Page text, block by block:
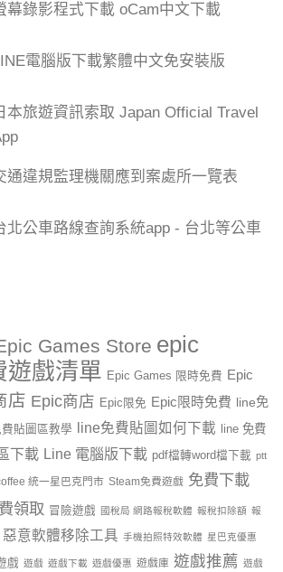
幕錄影程式下載 oCam中文下載
電腦版下載繁體中文免安裝版
本旅遊資訊索取 Japan Official Travel
通違規監理機關應到案處所一覽表
北公車路線查詢系統app - 台北等公車
Games Store epic
遊戲清單 Epic Games 限時免費 Epic
店 Epic商店 Epic限免 Epic限時免費 line免
費貼圖區教學 line免費貼圖如何下載
line 免費
下載 Line 電腦版下載 pdf檔轉word檔下載 ptt
統一星巴克門市 Steam免費遊戲 免費下載
領取 冒險遊戲 國稅局 網路報稅軟體 報稅扣除額 報
惡意軟體移除工具 手機拍照特效軟體 星巴克優惠
戲 遊戲 遊戲下載 遊戲優惠 遊戲庫 遊戲推薦 遊戲